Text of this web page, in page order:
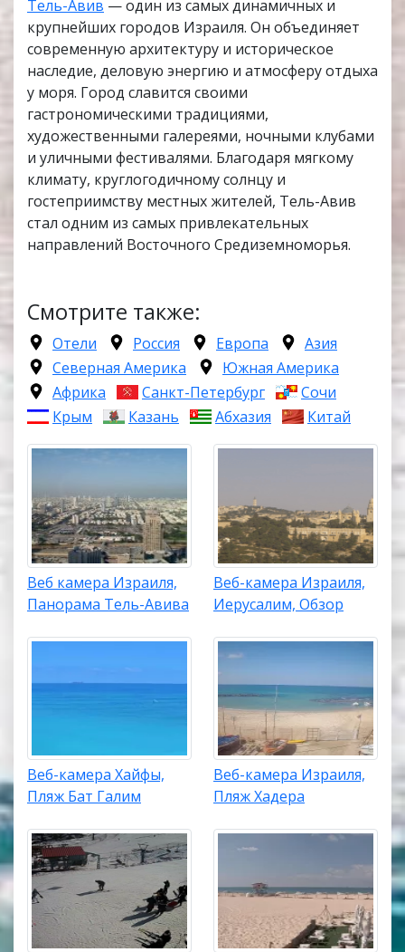
Тель-Авив — один из самых динамичных и
крупнейших городов Израиля. Он объединяет
современную архитектуру и историческое
наследие, деловую энергию и атмосферу отдыха
у моря. Город славится своими
гастрономическими традициями,
художественными галереями, ночными клубами
и уличными фестивалями. Благодаря мягкому
климату, круглогодичному солнцу и
гостеприимству местных жителей, Тель-Авив
стал одним из самых привлекательных
направлений Восточного Средиземноморья.
Смотрите также:
Отели Россия Европа
Азия
Северная Америка
Южная Америка
Африка
Санкт-Петербург
Сочи
Крым
Казань Абхазия Китай
Веб камера Израиля,
Панорама Тель-Авива
Веб-камера Израиля,
Иерусалим, Обзор
Веб-камера Хайфы,
Пляж Бат Галим
Веб-камера Израиля,
Пляж Хадера